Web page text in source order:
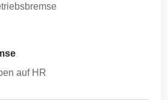
auf HR